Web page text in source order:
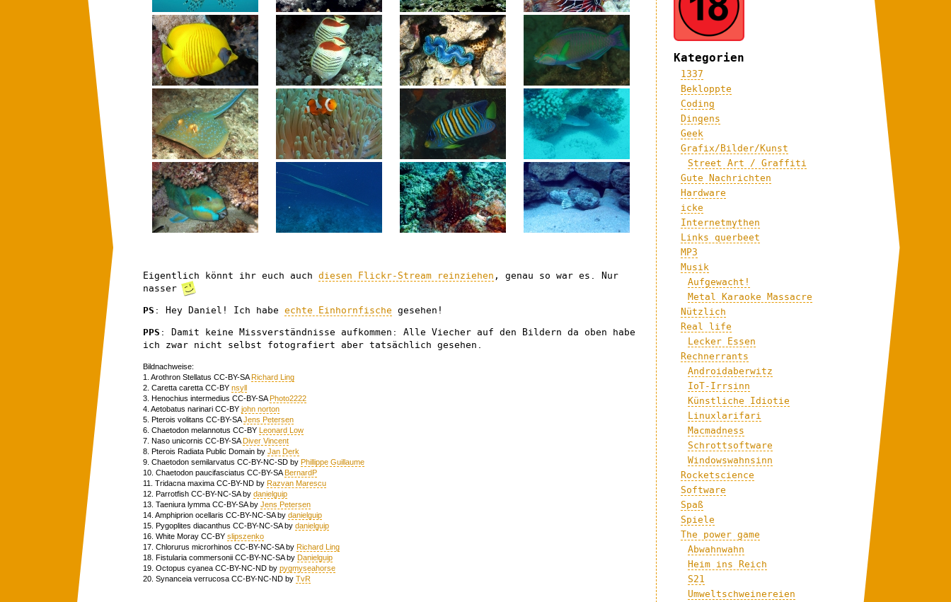
Eigentlich könnt ihr euch auch diesen Flickr-Stream reinziehen , genau so war es. Nur
nasser
PS : Hey Daniel! Ich habe echte Einhornfische gesehen!
PPS : Damit keine Missverständnisse aufkommen: Alle Viecher auf den Bildern da oben habe
ich zwar nicht selbst fotografiert aber tatsächlich gesehen.
Bildnachweise:
1. Arothron Stellatus CC-BY-SARichard Ling
2. Caretta caretta CC-BY nsyll
3. Henochius intermedius CC-BY-SAPhoto2222
4. Aetobatus narinari CC-BY john norton
5. Pterois volitans CC-BY-SAJens Petersen
6. Chaetodon melannotus CC-BY Leonard Low
7. Naso unicornis CC-BY-SADiver Vincent
8. Pterois Radiata Public Domain by Jan Derk
9. Chaetodon semilarvatus CC-BY-NC-SD by Phillippe Guillaume
10. Chaetodon paucifasciatus CC-BY-SABernardP
11. Tridacna maxima CC-BY-ND by Razvan Marescu
12. Parrotfish CC-BY-NC-SA by danielguip
13. Taeniura lymma CC-BY-SA by Jens Petersen
14. Amphiprion ocellaris CC-BY-NC-SA by danielguip
15. Pygoplites diacanthus CC-BY-NC-SA by danielguip
16. White Moray CC-BY slipszenko
17. Chlorurus microrhinos CC-BY-NC-SA by Richard Ling
18. Fistularia commersonii CC-BY-NC-SA by Danielguip
19. Octopus cyanea CC-BY-NC-ND by pygmyseahorse
20. Synanceia verrucosa CC-BY-NC-ND by TvR
Kategorien
1337
Bekloppte
Coding
Dingens
Geek
Grafix/Bilder/Kunst
Street Art / Graffiti
Gute Nachrichten
Hardware
icke
Internetmythen
Links querbeet
MP3
Musik
Aufgewacht!
Metal Karaoke Massacre
Nützlich
Real life
Lecker Essen
Rechnerrants
Androidaberwitz
IoT-Irrsinn
Künstliche Idiotie
Linuxlarifari
Macmadness
Schrottsoftware
Windowswahnsinn
Rocketscience
Software
Spaß
Spiele
The power game
Abwahnwahn
Heim ins Reich
S21
Umweltschweinereien